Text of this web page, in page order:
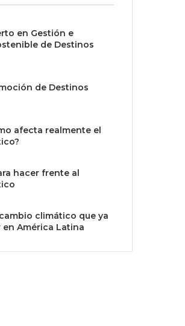
en Gestión e
de Destinos
de Destinos
afecta realmente el
hacer frente al
climático que ya
en América Latina